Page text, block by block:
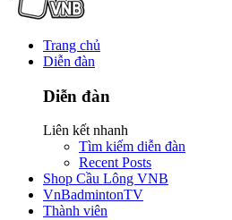
Trang chủ
Diễn đàn
Diễn đàn
Liên kết nhanh
Tìm kiếm diễn đàn
Recent Posts
Shop Cầu Lông VNB
VnBadmintonTV
Thành viên